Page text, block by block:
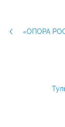
«ОПОРА